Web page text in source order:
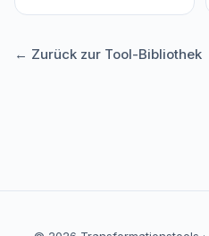
← Zurück zur Tool-Bibliothek